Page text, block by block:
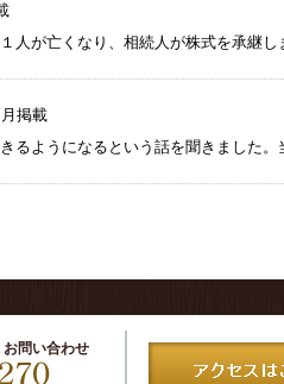
人が亡くなり、相続人が株式を承継し
掲載
るようになるという話を聞きました。
問い合わせ